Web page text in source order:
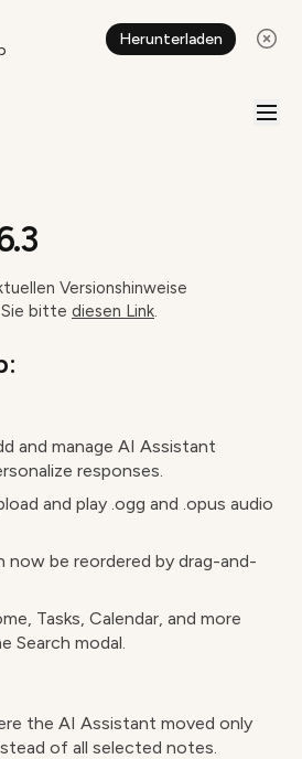
Herunterladen
Versionshinweise
Sie bitte diesen Link.
and manage AI Assistant
responses.
and play .ogg and .opus audio
now be reordered by drag-and-
Tasks, Calendar, and more
Search modal.
the AI Assistant moved only
of all selected notes.